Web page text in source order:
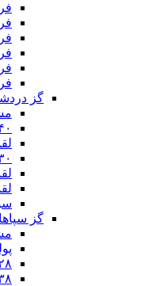
گز
۴۰ درصد
لقمه
۳۰ درصد
لقمه
لقمه
گز
۲۸ درصد آردی
۳۸ درصد آردی